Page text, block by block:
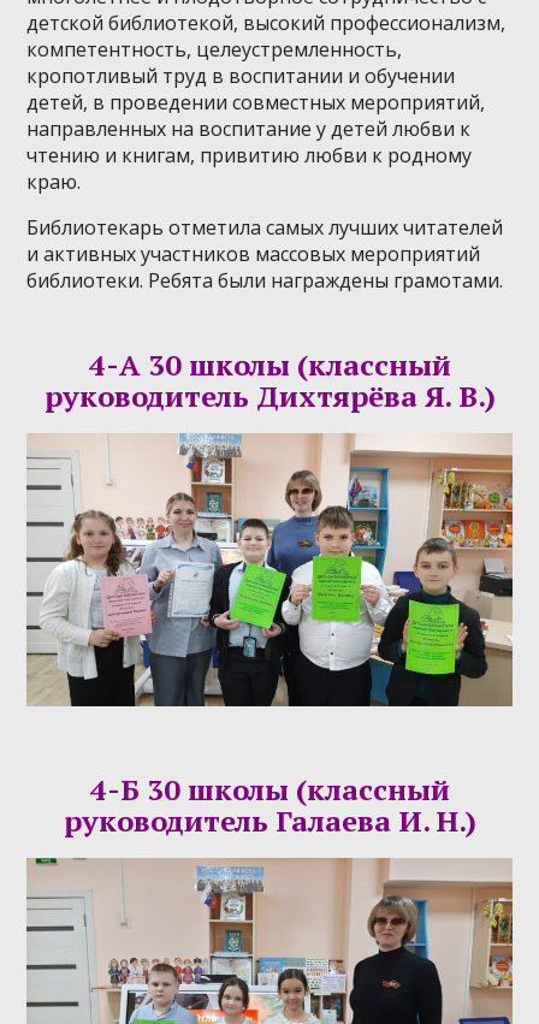
детской библиотекой, высокий профессионализм,
компетентность, целеустремленность,
кропотливый труд в воспитании и обучении
детей, в проведении совместных мероприятий,
направленных на воспитание у детей любви к
чтению и книгам, привитию любви к родному
краю.
Библиотекарь отметила самых лучших читателей
и активных участников массовых мероприятий
библиотеки. Ребята были награждены грамотами.
4-А 30 школы (классный
руководитель Дихтярёва Я. В.)
4-Б 30 школы (классный
руководитель Галаева И. Н.)